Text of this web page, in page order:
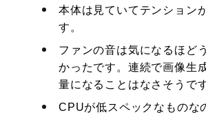
本体は見ていてテンション
す。
ファンの音は気になるほど
かったです。連続で画像生
量になることはなさそうです
CPUが低スペックなものな